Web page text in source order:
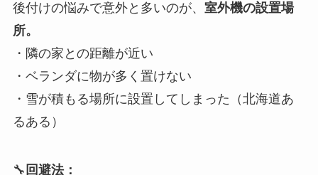
後付けの悩みで意外と多いのが、 室外機の設置場
所。
・隣の家との距離が近い
・ベランダに物が多く置けない
・雪が積もる場所に設置してしまった（北海道あ
るある）
🔧 回避法：